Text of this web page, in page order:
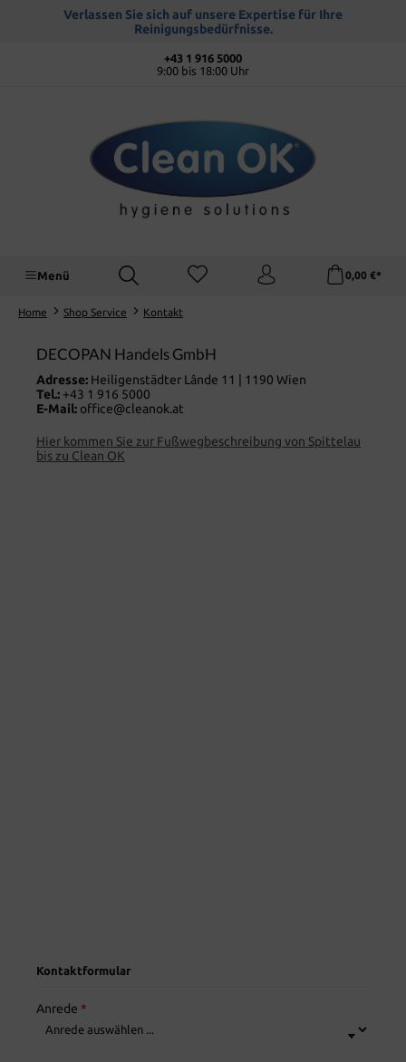
springenVerlassen Sie sich auf unsere Expertise für Ihre
Reinigungsbedürfnisse.
+43 1 916 5000
9:00 bis 18:00 Uhr
Menü 0,00 €*
Home Shop Service Kontakt
DECOPAN Handels GmbH
Adresse: Heiligenstädter Lânde 11 | 1190 Wien
Tel.: +43 1 916 5000
E-Mail: office@cleanok.at
Hier kommen Sie zur Fußwegbeschreibung von Spittelau
bis zu Clean OK
Kontaktformular
Anrede *